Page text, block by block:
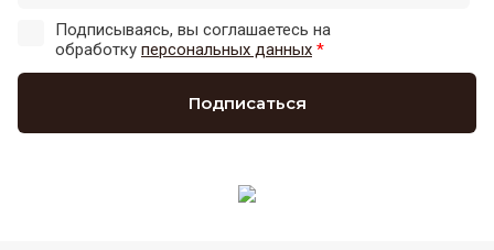
Подписываясь, вы соглашаетесь на
обработку персональных данных *
Подписаться